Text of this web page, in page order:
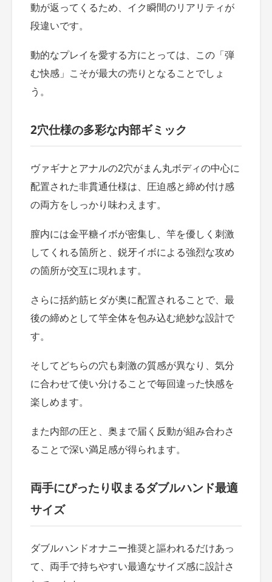
動が返ってくるため、イク瞬間のリアリティが
段違いです。
動的なプレイを愛する方にとっては、この「弾
む快感」こそが最大の売りとなることでしょ
う。
2穴仕様の多彩な内部ギミック
ヴァギナとアナルの2穴がまん丸ボディの中心に
配置された非貫通仕様は、圧迫感と締め付け感
の両方をしっかり味わえます。
膣内には金平糖イボが密集し、竿を優しく刺激
してくれる箇所と、鋭牙イボによる強烈な攻め
の箇所が交互に現れます。
さらに括約筋ヒダが奥に配置されることで、最
後の締めとして竿全体を包み込む絶妙な設計で
す。
そしてどちらの穴も刺激の質感が異なり、気分
に合わせて使い分けることで毎回違った快感を
楽しめます。
また内部の圧と、奥まで届く反動が組み合わさ
ることで深い満足感が得られます。
両手にぴったり収まるダブルハンド最適
サイズ
ダブルハンドオナニー推奨と謳われるだけあっ
て、両手で持ちやすい最適なサイズ感に設計さ